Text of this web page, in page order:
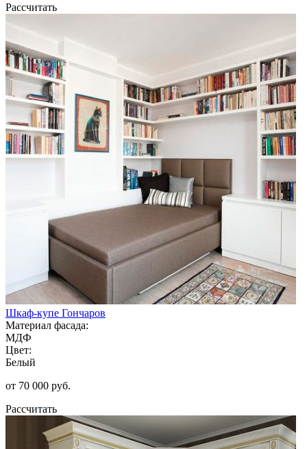
Рассчитать
Шкаф-купе Гончаров
Материал фасада:
МДФ
Цвет:
Белый
от 70 000 руб.
Рассчитать